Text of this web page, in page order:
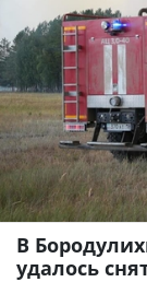
В
удалось